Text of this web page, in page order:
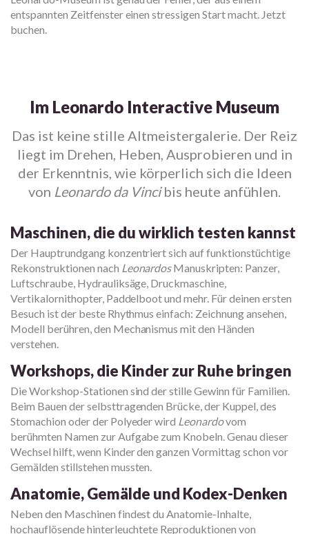
entspannten Zeitfenster einen stressigen Start macht. Jetzt
buchen.
Im Leonardo Interactive Museum
Das ist keine stille Altmeistergalerie. Der Reiz
liegt im Drehen, Heben, Ausprobieren und in
der Erkenntnis, wie körperlich sich die Ideen
von Leonardo da Vincibis heute anfühlen.
Maschinen, die du wirklich testen kannst
Der Hauptrundgang konzentriert sich auf funktionstüchtige
Rekonstruktionen nach LeonardosManuskripten: Panzer,
Luftschraube, Hydrauliksäge, Druckmaschine,
Vertikalornithopter, Paddelboot und mehr. Für deinen ersten
Besuch ist der beste Rhythmus einfach: Zeichnung ansehen,
Modell berühren, den Mechanismus mit den Händen
verstehen.
Workshops, die Kinder zur Ruhe bringen
Die Workshop-Stationen sind der stille Gewinn für Familien.
Beim Bauen der selbsttragenden Brücke, der Kuppel, des
Stomachion oder der Polyeder wird Leonardovom
berühmten Namen zur Aufgabe zum Knobeln. Genau dieser
Wechsel hilft, wenn Kinder den ganzen Vormittag schon vor
Gemälden stillstehen mussten.
Anatomie, Gemälde und Kodex-Denken
Neben den Maschinen findest du Anatomie-Inhalte,
hochauflösende hinterleuchtete Reproduktionen von